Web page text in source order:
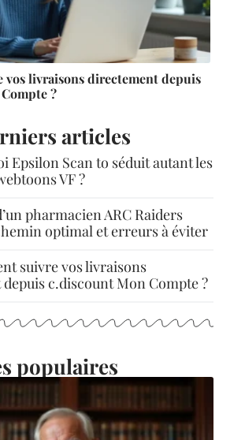
vos livraisons directement depuis
?
articles
Epsilon Scan to séduit autant les
VF ?
pharmacien ARC Raiders
optimal et erreurs à éviter
suivre vos livraisons
c.discount Mon Compte ?
populaires